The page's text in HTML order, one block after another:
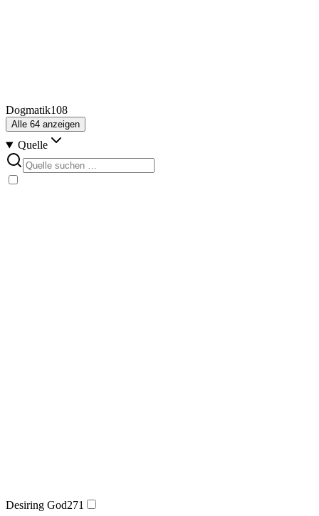
Dogmatik108
Alle 64 anzeigen
Quelle
Desiring God271